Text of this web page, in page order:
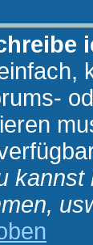
kannst